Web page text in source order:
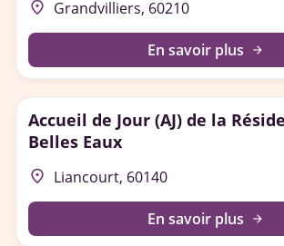
place Grandvilliers, 60210
En savoir plus arrow_forward
Accueil de Jour (AJ) de la
Belles Eaux
place Liancourt, 60140
En savoir plus arrow_forward